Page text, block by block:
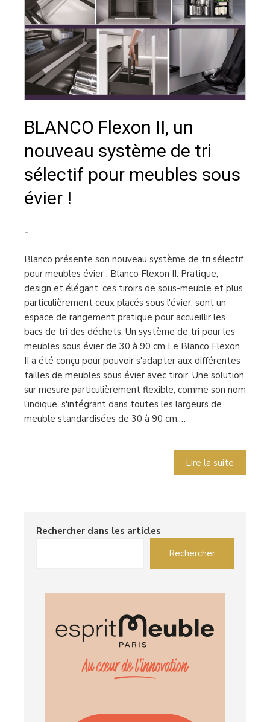
BLANCO Flexon II, un
nouveau système de tri
sélectif pour meubles sous
évier !
Blanco présente son nouveau système de tri sélectif
pour meubles évier : Blanco Flexon II. Pratique,
design et élégant, ces tiroirs de sous-meuble et plus
particulièrement ceux placés sous l'évier, sont un
espace de rangement pratique pour accueillir les
bacs de tri des déchets. Un système de tri pour les
meubles sous évier de 30 à 90 cm Le Blanco Flexon
II a été conçu pour pouvoir s'adapter aux différentes
tailles de meubles sous évier avec tiroir. Une solution
sur mesure particulièrement flexible, comme son nom
l'indique, s'intégrant dans toutes les largeurs de
meuble standardisées de 30 à 90 cm.…
Lire la suite
Rechercher dans les articles
Rechercher